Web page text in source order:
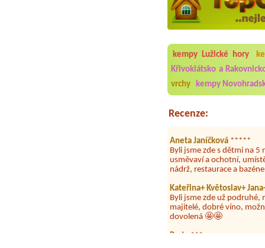
kempy Lužické hory
Křivoklátsko a
vrchy
kempy
Recenze:
Aneta Melicharová***
Byli jsme zde v týdnu od
velice zklamalo byl
jak na pouti- z každého
Jana
*****
Chtěli jsme být týden,byli
super. Restaurace s
Byli jsme zde s dětmi na
usměvaví a ochotní,
nádrž, restaurace a
Kateřina+ Květoslav+
Byli jsme zde už podruhé,
majitelé, dobré víno,
dovolená 🤩🤩
Parta***
Letos jsme zde po třetí a